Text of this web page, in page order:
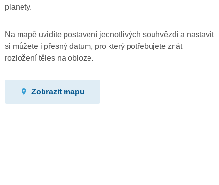
planety.
Na mapě uvidíte postavení jednotlivých souhvězdí a nastavit
si můžete i přesný datum, pro který potřebujete znát
rozložení těles na obloze.
Zobrazit mapu